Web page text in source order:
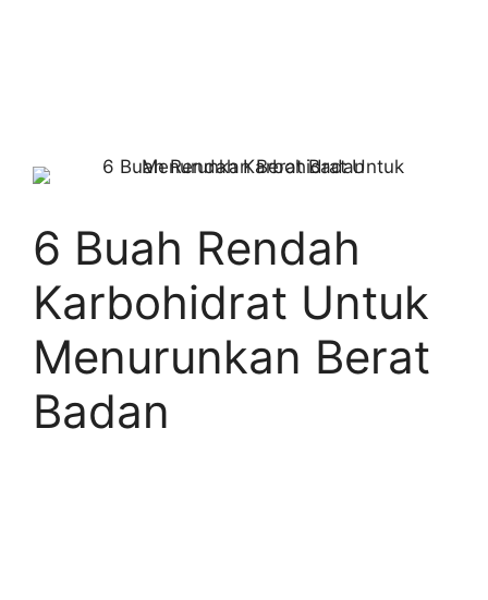
6 Buah Rendah
Karbohidrat Untuk
Menurunkan Berat
Badan